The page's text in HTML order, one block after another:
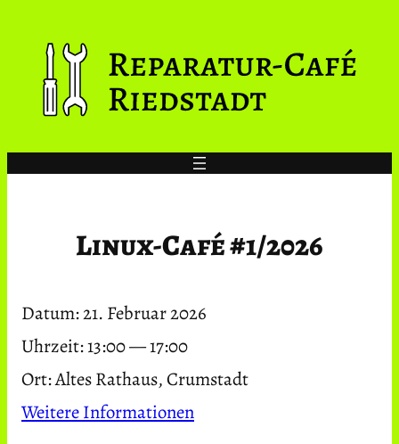
Inhalt
springen
Linux-Café #1/2026
Datum:21. Februar 2026
Uhrzeit:13:00 — 17:00
Ort:Altes Rathaus, Crumstadt
Weitere Informationen